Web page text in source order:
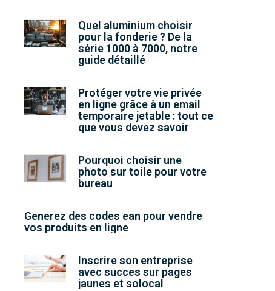
Quel aluminium choisir
pour la fonderie ? De la
série 1000 à 7000, notre
guide détaillé
Protéger votre vie privée
en ligne grâce à un email
temporaire jetable : tout ce
que vous devez savoir
Pourquoi choisir une
photo sur toile pour votre
bureau
Generez des codes ean pour vendre
vos produits en ligne
Inscrire son entreprise
avec succes sur pages
jaunes et solocal